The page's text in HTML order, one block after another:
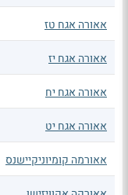
אאורה אגח טז
אאורה אגח יז
אאורה אגח יח
אאורה אגח יט
אאורמה קומיוניקיישנס